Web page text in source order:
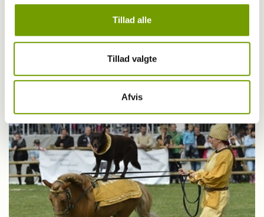
Tillad alle
Tillad valgte
Afvis
BLOG: Aktiv hund om sommeren: Go eller
no-go?